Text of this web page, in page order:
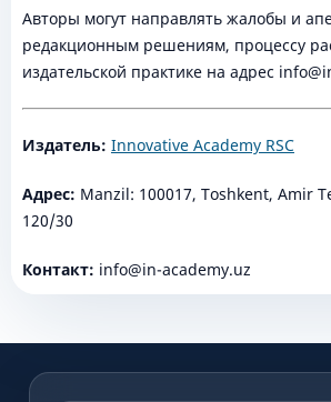
Авторы могут направлять жалобы и
редакционным решениям, процессу
издательской практике на адрес
Издатель: Innovative Academy RSC
Адрес: Manzil: 100017, Toshkent, Amir
120/30
Контакт: info@in-academy.uz